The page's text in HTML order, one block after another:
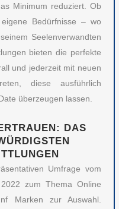
Minimum reduziert. Ob
Bedürfnisse – wo
Seelenverwandten
bieten die perfekte
und jederzeit mit neuen
diese ausführlich
überzeugen lassen.
DAS
Umfrage vom
zum Thema Online
Marken zur Auswahl.